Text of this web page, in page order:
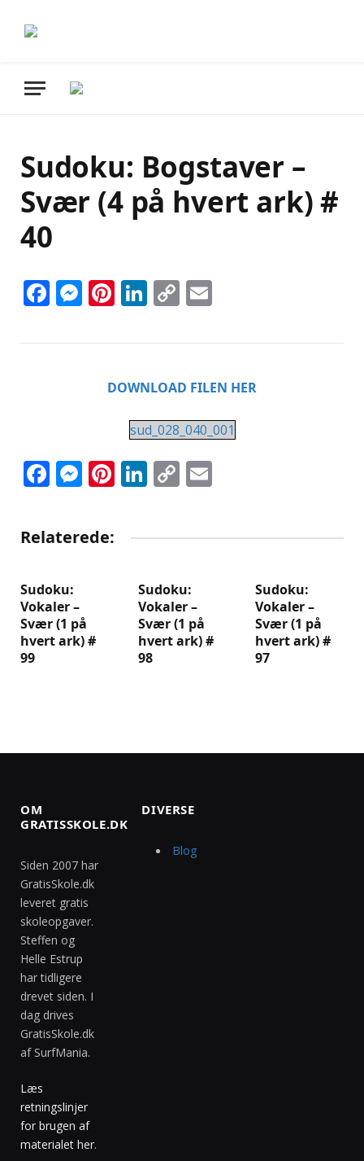
Sudoku: Bogstaver –
Svær (4 på hvert ark) #
40
Facebook
Messenger
Pinterest
LinkedIn
Copy
DOWNLOAD FILEN HER
sud_028_040_001
Facebook
Messenger
Pinterest
LinkedIn
Copy
Relaterede:
Sudoku:
Vokaler –
Svær (1 på
hvert ark) #
99
Sudoku:
Vokaler –
Svær (1 på
hvert ark) #
98
Sudoku:
Vokaler –
Svær (1 på
hvert ark) #
97
OM
GRATISSKOLE.DK
Siden 2007 har
GratisSkole.dk
leveret gratis
skoleopgaver.
Steffen og
Helle Estrup
har tidligere
drevet siden. I
dag drives
GratisSkole.dk
af SurfMania.
Læs
retningslinjer
for brugen af
materialet her.
DIVERSE
Blog